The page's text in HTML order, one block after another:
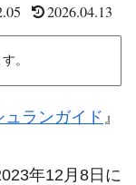
2026.04.13
。
ュランガイド 』
年12月8日に